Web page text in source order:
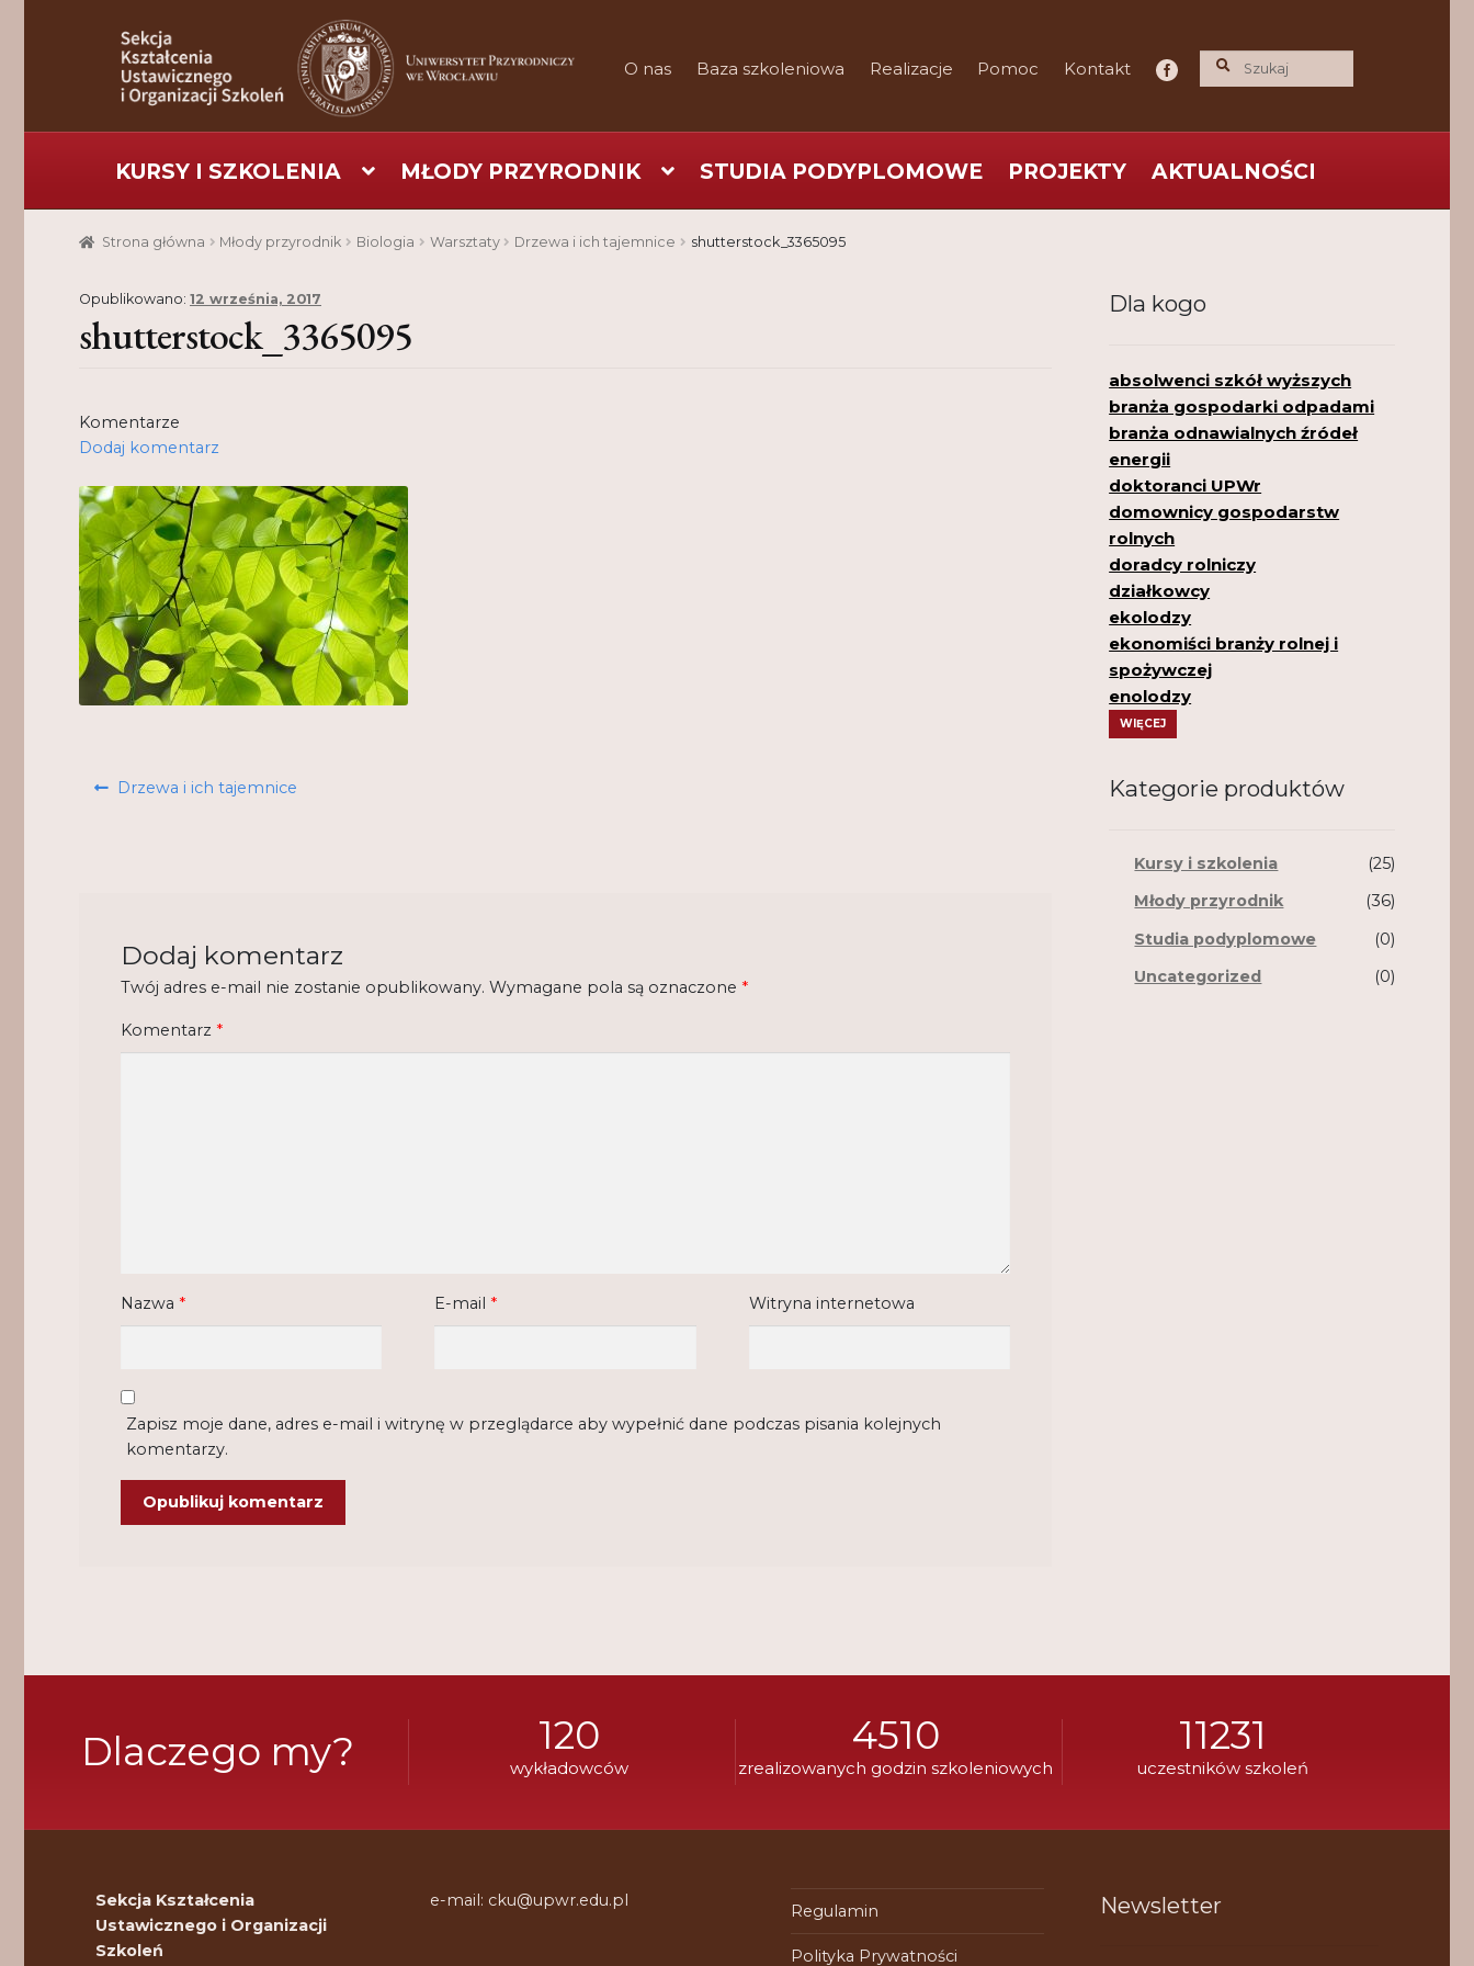
Przejdź
do
nawigacji
Przejdź
do
treści
O nas Baza szkoleniowa Realizacje Pomoc Kontakt
KURSY I SZKOLENIA MŁODY PRZYRODNIK STUDIA PODYPLOMOWE PROJEKTY AKTUALNOŚCI
Strona główna Aktualności Baza szkoleniowa Cart Checkout Konferencje Kontakt My Account
Projekty
Strona główna Młody przyrodnik Biologia Warsztaty Drzewa i ich tajemnice shutterstock_3365095
Opublikowano: 12 września, 2017
shutterstock_3365095
Komentarze
Dodaj komentarz
Nawigacja
Poprzedni
Drzewa i ich tajemnice
Dodaj komentarz
Twój adres e-mail nie zostanie opublikowany. Wymagane pola są oznaczone *
Komentarz *
Nazwa * E-mail * Witryna internetowa
Zapisz moje dane, adres e-mail i witrynę w przeglądarce aby wypełnić dane podczas pisania kolejnych
komentarzy.
Dla kogo
absolwenci szkół wyższych
branża gospodarki odpadami
branża odnawialnych źródeł
energii
doktoranci UPWr
domownicy gospodarstw
rolnych
doradcy rolniczy
działkowcy
ekolodzy
ekonomiści branży rolnej i
spożywczej
enolodzy
WIĘCEJ
Kategorie produktów
Kursy i szkolenia
(25)
Młody przyrodnik
(36)
Studia podyplomowe
(0)
Uncategorized
(0)
Dlaczego my? 120
wykładowców
4510
zrealizowanych godzin szkoleniowych
11231
uczestników szkoleń
Sekcja Kształcenia
Ustawicznego i Organizacji
Szkoleń
e-mail: cku@upwr.edu.pl
Regulamin
Polityka Prywatności
Newsletter